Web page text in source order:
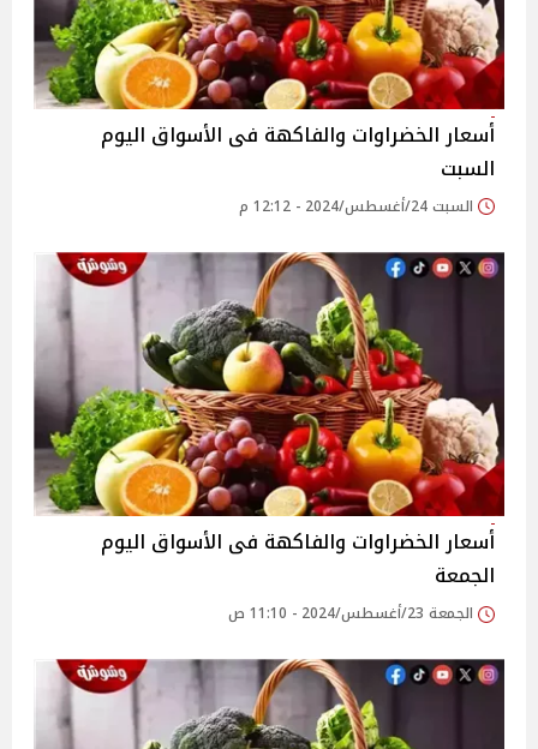
أسعار الخضراوات والفاكهة فى الأسواق‎‎ اليوم
السبت
السبت 24/أغسطس/2024 - 12:12 م
أسعار الخضراوات والفاكهة فى الأسواق‎‎ اليوم
الجمعة
الجمعة 23/أغسطس/2024 - 11:10 ص